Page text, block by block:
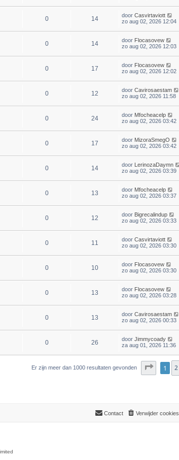
0 14 door Casvirtaviott
zo aug 02, 2026 12:04
0 14 door Flocasovew
zo aug 02, 2026 12:03
0 17 door Flocasovew
zo aug 02, 2026 12:02
0 12 door Cavirosaestam
zo aug 02, 2026 11:58
0 24 door Mfocheacelp
zo aug 02, 2026 03:42
0 17 door MizoraSmegO
zo aug 02, 2026 03:42
0 14 door LerinozaDaymn
zo aug 02, 2026 03:39
0 13 door Mfocheacelp
zo aug 02, 2026 03:37
0 12 door Bigrecalindup
zo aug 02, 2026 03:33
0 11 door Casvirtaviott
zo aug 02, 2026 03:30
0 10 door Flocasovew
zo aug 02, 2026 03:30
0 13 door Flocasovew
zo aug 02, 2026 03:28
0 13 door Cavirosaestam
zo aug 02, 2026 00:33
0 26 door Jimmycoady
za aug 01, 2026 11:36
Er zijn meer dan 1000 resultaten gevonden Pagina1
1 2
Verwijder cookies
Contact